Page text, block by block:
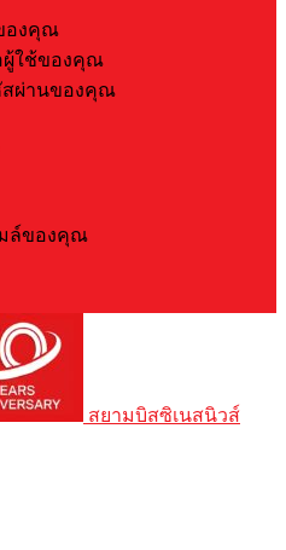
องคุณ
ผู้ใช้ของคุณ
สผ่านของคุณ
มล์ของคุณ
สยามบิสซิเนสนิวส์